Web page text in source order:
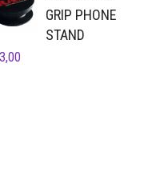
GRIP PHONE
STAND
3,00